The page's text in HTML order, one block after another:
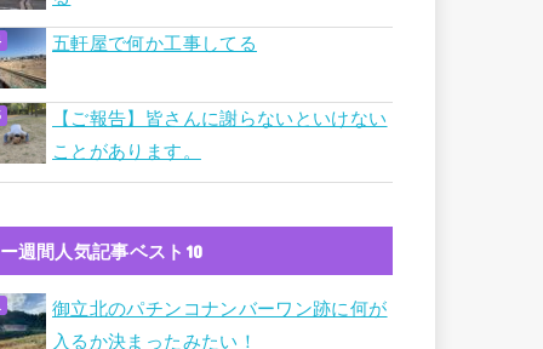
五軒屋で何か工事してる
【ご報告】皆さんに謝らないといけない
ことがあります。
ー週間人気記事ベスト10
御立北のパチンコナンバーワン跡に何が
入るか決まったみたい！